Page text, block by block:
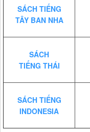
SÁCH TIẾNG
TÂY BAN NHA
SÁCH
TIẾNG THÁI
SÁCH TIẾNG
INDONESIA